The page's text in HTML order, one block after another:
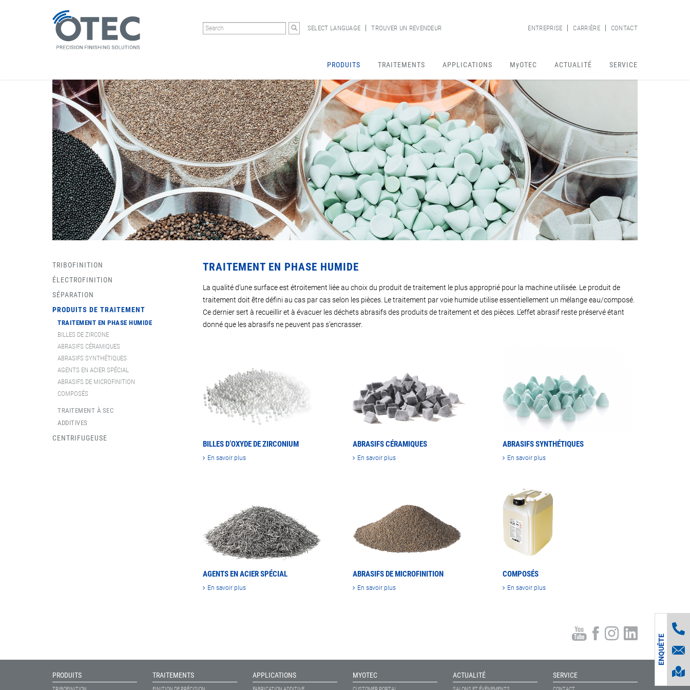
SELECT LANGUAGE TROUVER UN REVENDEUR ENTREPRISE CARRIÈRE CONTACT
PRODUITS TRAITEMENTS APPLICATIONS MyOTEC ACTUALITÉ SERVICE
TRIBOFINITION
ÉLECTROFINITION
SÉPARATION
PRODUITS DE TRAITEMENT
TRAITEMENT EN PHASE HUMIDE
BILLES DE ZIRCONE
ABRASIFS CÉRAMIQUES
ABRASIFS SYNTHÉTIQUES
AGENTS EN ACIER SPÉCIAL
ABRASIFS DE MICROFINITION
COMPOSÉS
TRAITEMENT À SEC
ADDITIVES
CENTRIFUGEUSE
TRAITEMENT EN PHASE HUMIDE
La qualité d’une surface est étroitement liée au choix du produit de traitement le plus approprié pour la machine utilisée. Le produit de
traitement doit être défini au cas par cas selon les pièces. Le traitement par voie humide utilise essentiellement un mélange eau/composé.
Ce dernier sert à recueillir et à évacuer les déchets abrasifs des produits de traitement et des pièces. L’effet abrasif reste préservé étant
donné que les abrasifs ne peuvent pas s’encrasser.
BILLES D’OXYDE DE ZIRCONIUM
En savoir plus
ABRASIFS CÉRAMIQUES
En savoir plus
ABRASIFS SYNTHÉTIQUES
En savoir plus
AGENTS EN ACIER SPÉCIAL
En savoir plus
ABRASIFS DE MICROFINITION
En savoir plus
COMPOSÉS
En savoir plus
ENQUÊTE
PRODUITS TRAITEMENTS APPLICATIONS MYOTEC ACTUALITÉ SERVICE